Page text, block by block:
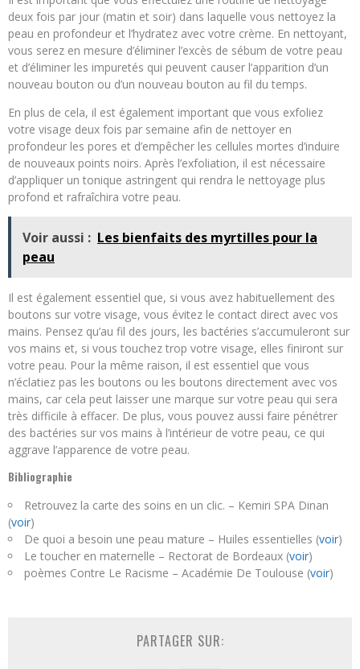
deux fois par jour (matin et soir) dans laquelle vous nettoyez la
peau en profondeur et l’hydratez avec votre crème. En nettoyant,
vous serez en mesure d’éliminer l’excès de sébum de votre peau
et d’éliminer les impuretés qui peuvent causer l’apparition d’un
nouveau bouton ou d’un nouveau bouton au fil du temps.
En plus de cela, il est également important que vous exfoliez
votre visage deux fois par semaine afin de nettoyer en
profondeur les pores et d’empêcher les cellules mortes d’induire
de nouveaux points noirs. Après l’exfoliation, il est nécessaire
d’appliquer un tonique astringent qui rendra le nettoyage plus
profond et rafraîchira votre peau.
Voir aussi : Les bienfaits des myrtilles pour la
peau
Il est également essentiel que, si vous avez habituellement des
boutons sur votre visage, vous évitez le contact direct avec vos
mains. Pensez qu’au fil des jours, les bactéries s’accumuleront sur
vos mains et, si vous touchez trop votre visage, elles finiront sur
votre peau. Pour la même raison, il est essentiel que vous
n’éclatiez pas les boutons ou les boutons directement avec vos
mains, car cela peut laisser une marque sur votre peau qui sera
très difficile à effacer. De plus, vous pouvez aussi faire pénétrer
des bactéries sur vos mains à l’intérieur de votre peau, ce qui
aggrave l’apparence de votre peau.
Bibliographie
Retrouvez la carte des soins en un clic. – Kemiri SPA Dinan
(voir)
De quoi a besoin une peau mature – Huiles essentielles (voir)
Le toucher en maternelle – Rectorat de Bordeaux (voir)
poèmes Contre Le Racisme – Académie De Toulouse (voir)
PARTAGER SUR: